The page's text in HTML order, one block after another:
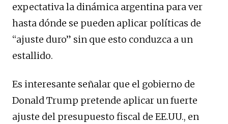
expectativa la dinámica argentina para ver
hasta dónde se pueden aplicar políticas de
“ajuste duro” sin que esto conduzca a un
estallido.
Es interesante señalar que el gobierno de
Donald Trump pretende aplicar un fuerte
ajuste del presupuesto fiscal de EE.UU., en